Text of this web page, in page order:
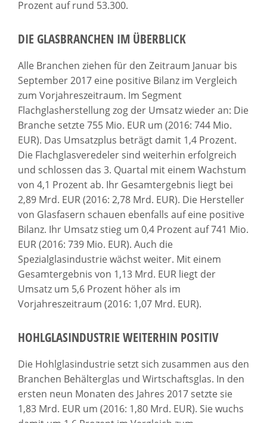
Prozent auf rund 53.300.
DIE GLASBRANCHEN IM ÜBERBLICK
Alle Branchen ziehen für den Zeitraum Januar bis
September 2017 eine positive Bilanz im Vergleich
zum Vorjahreszeitraum. Im Segment
Flachglasherstellung zog der Umsatz wieder an: Die
Branche setzte 755 Mio. EUR um (2016: 744 Mio.
EUR). Das Umsatzplus beträgt damit 1,4 Prozent.
Die Flachglasveredeler sind weiterhin erfolgreich
und schlossen das 3. Quartal mit einem Wachstum
von 4,1 Prozent ab. Ihr Gesamtergebnis liegt bei
2,89 Mrd. EUR (2016: 2,78 Mrd. EUR). Die Hersteller
von Glasfasern schauen ebenfalls auf eine positive
Bilanz. Ihr Umsatz stieg um 0,4 Prozent auf 741 Mio.
EUR (2016: 739 Mio. EUR). Auch die
Spezialglasindustrie wächst weiter. Mit einem
Gesamtergebnis von 1,13 Mrd. EUR liegt der
Umsatz um 5,6 Prozent höher als im
Vorjahreszeitraum (2016: 1,07 Mrd. EUR).
HOHLGLASINDUSTRIE WEITERHIN POSITIV
Die Hohlglasindustrie setzt sich zusammen aus den
Branchen Behälterglas und Wirtschaftsglas. In den
ersten neun Monaten des Jahres 2017 setzte sie
1,83 Mrd. EUR um (2016: 1,80 Mrd. EUR). Sie wuchs